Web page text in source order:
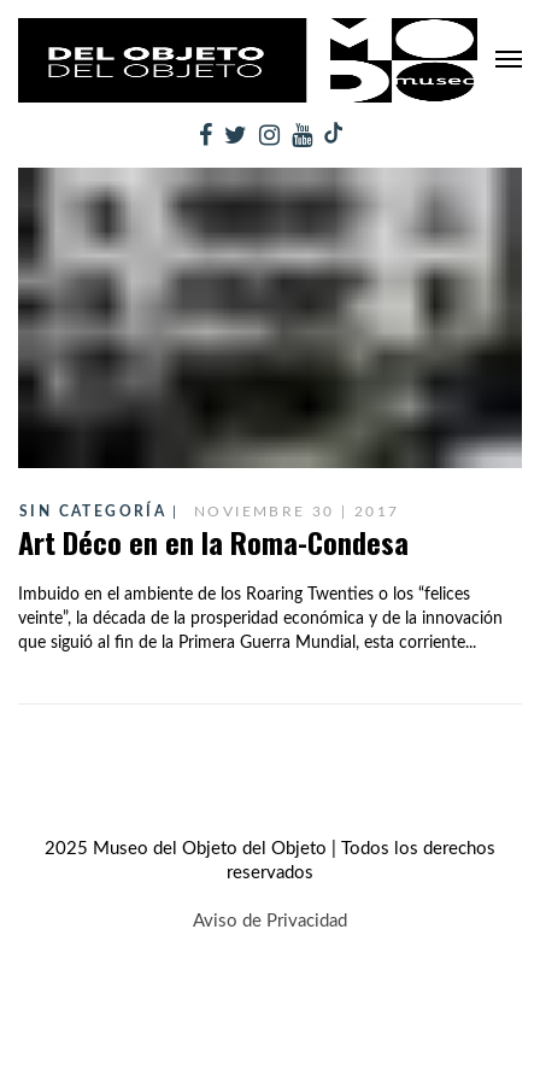
SIN CATEGORÍA NOVIEMBRE 30 | 2017
Art Déco en en la Roma-Condesa
Imbuido en el ambiente de los Roaring Twenties o los “felices
veinte”, la década de la prosperidad económica y de la innovación
que siguió al fin de la Primera Guerra Mundial, esta corriente...
2025 Museo del Objeto del Objeto | Todos los derechos
reservados
Aviso de Privacidad